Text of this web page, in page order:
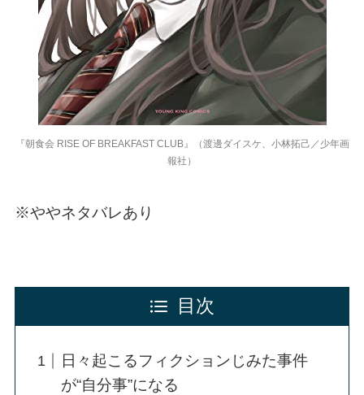
『朝食会 RISE OF BREAKFAST CLUB』（渡邊ダイスケ、小林拓己／少年画
報社）
※ややネタバレあり
目次
日々起こるフィクションじみた事件
が“自分事”になる